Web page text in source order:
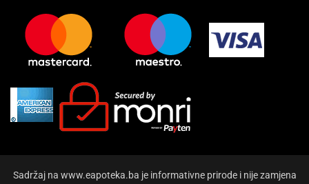
Sadržaj na www.eapoteka.ba je informativne prirode i nije zamjena